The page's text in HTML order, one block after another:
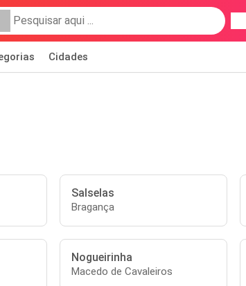
Cidades
Salselas
Bragança
Nogueirinha
Macedo de Cavaleiros